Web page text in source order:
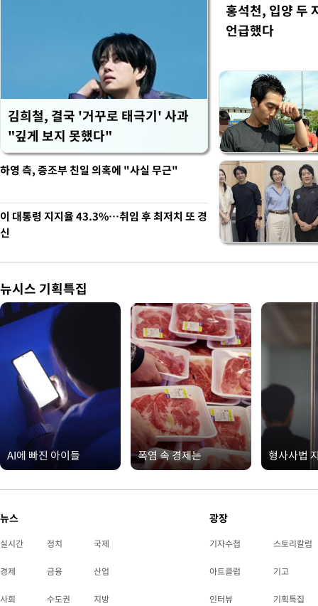
김희철, 결국 '거꾸로 태극기' 사과
"깊게 보지 못했다"
홍석천, 입양 두
언급했다
하영 측, 증조부 친일 의혹에 "사실 무근"
이 대통령 지지율 43.3%…취임 후 최저치 또 경
신
뉴시스 기획특집
AI에 빠진 아이들 폭염 속 경제는 형사사법
뉴스
실시간 정치 국제
경제 금융 산업
사회 수도권 지방
광장
기자수첩 스토리칼럼
아트클럽 기고
인터뷰 기획특집